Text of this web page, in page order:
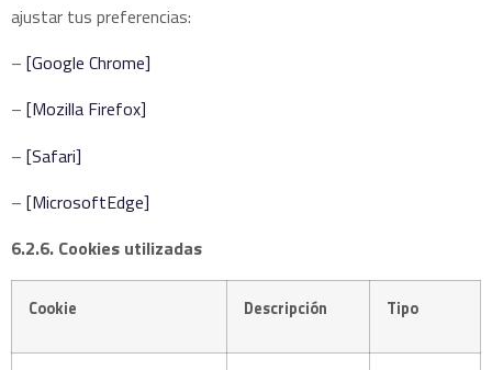
ajustar tus preferencias:
– [Google Chrome]
– [Mozilla Firefox]
– [Safari]
– [MicrosoftEdge]
6.2.6. Cookies utilizadas
Cookie Descripción Tipo